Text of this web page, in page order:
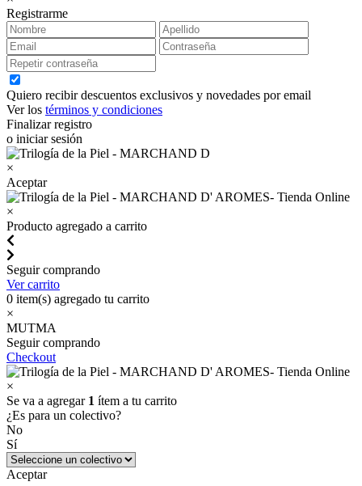
Registrarme
Quiero recibir descuentos exclusivos y novedades por email
Ver los términos y condiciones
Finalizar registro
o iniciar sesión
×
Aceptar
×
Producto agregado a carrito
Seguir comprando
Ver carrito
0 item(s) agregado tu carrito
×
MUTMA
Seguir comprando
Checkout
×
Se va a agregar 1 ítem a tu carrito
¿Es para un colectivo?
No
Sí
Aceptar